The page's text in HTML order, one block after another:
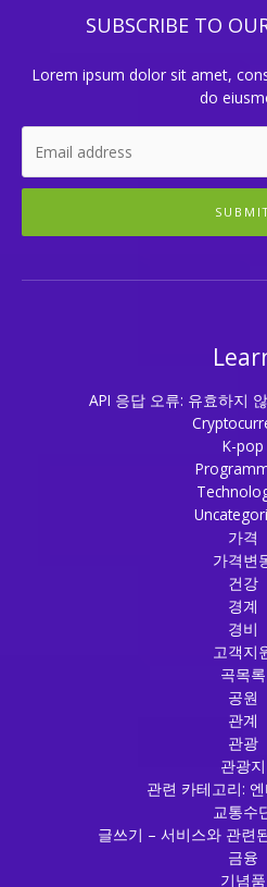
SUBSCRIBE TO
Lorem ipsum dolor sit amet,
do
API 응답 오류: 유효하지
K-pop
가격
가격변
건강
경계
경비
고객지
곡목록
공원
관계
관광
관광지
관련 카테고리:
교통수
글쓰기 – 서비스와 관련
금융
기념품